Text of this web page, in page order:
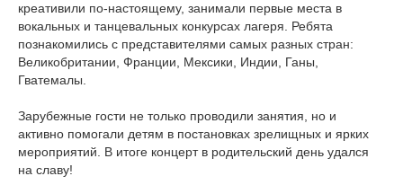
креативили по-настоящему, занимали первые места в
вокальных и танцевальных конкурсах лагеря. Ребята
познакомились с представителями самых разных стран:
Великобритании, Франции, Мексики, Индии, Ганы,
Гватемалы.
Зарубежные гости не только проводили занятия, но и
активно помогали детям в постановках зрелищных и ярких
мероприятий. В итоге концерт в родительский день удался
на славу!